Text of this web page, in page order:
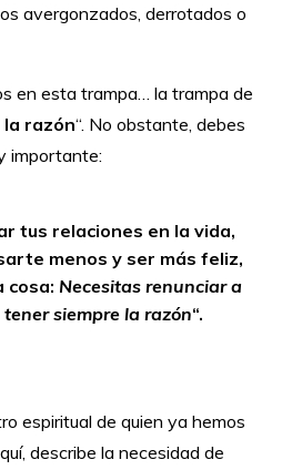
avergonzados, derrotados o
en esta trampa… la trampa de
razón“. No obstante, debes
importante:
tus relaciones en la vida,
menos y ser más feliz,
cosa: Necesitas renunciar a
siempre la razón“.
espiritual de quien ya hemos
describe la necesidad de